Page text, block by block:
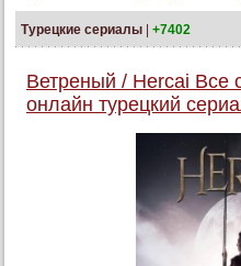
Турецкие сериалы +7402
Ветреный / Hercai Все
онлайн турецкий